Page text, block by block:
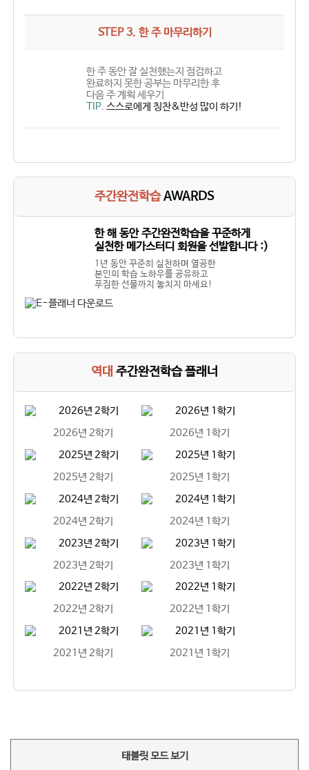
STEP 3. 한 주 마무리하기
한 주 동안 잘 실천했는지 점검하고
완료하지 못한 공부는 마무리한 후
다음 주 계획 세우기
TIP. 스스로에게 칭찬&반성 많이 하기!
주간완전학습AWARDS
한 해 동안 주간완전학습을 꾸준하게
실천한 메가스터디 회원을 선발합니다 :)
1년 동안 꾸준히 실천하며 열공한
본인의 학습 노하우를 공유하고
푸짐한 선물까지 놓치지 마세요!
역대 주간완전학습 플래너
2026년 2학기 2026년 1학기
2025년 2학기 2025년 1학기
2024년 2학기 2024년 1학기
2023년 2학기 2023년 1학기
2022년 2학기 2022년 1학기
2021년 2학기 2021년 1학기
태블릿 모드 보기